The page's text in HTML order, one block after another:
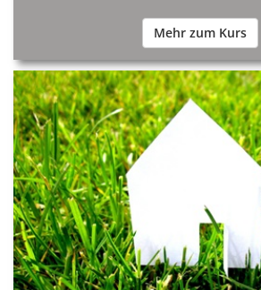
Mehr zum Kurs